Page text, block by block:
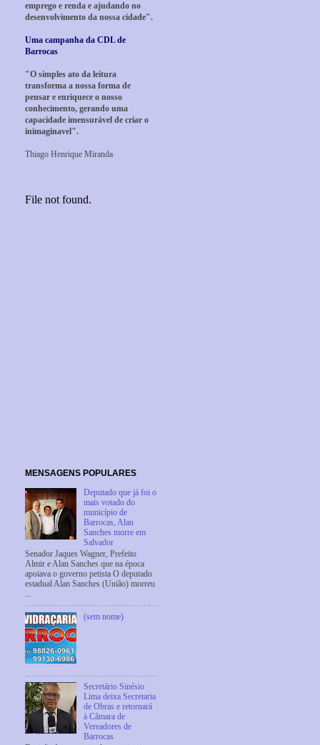
emprego e renda e ajudando no
desenvolvimento da nossa cidade".
Uma campanha da CDL de
Barrocas
"O simples ato da leitura
transforma a nossa forma de
pensar e enriquece o nosso
conhecimento, gerando uma
capacidade imensurável de criar o
inimaginavel".
Thiago Henrique Miranda
MENSAGENS POPULARES
Deputado que já foi o
mais votado do
município de
Barrocas, Alan
Sanches morre em
Salvador
Senador Jaques Wagner, Prefeito
Almir e Alan Sanches que na época
apoiava o governo petista O deputado
estadual Alan Sanches (União) morreu
...
(sem nome)
Secretário Sinésio
Lima deixa Secretaria
de Obras e retornará
à Câmara de
Vereadores de
Barrocas